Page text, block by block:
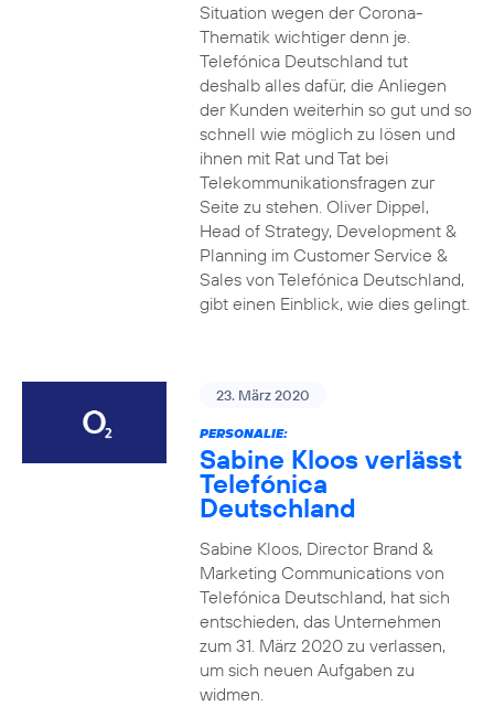
Situation wegen der Corona-
Thematik wichtiger denn je.
Telefónica Deutschland tut
deshalb alles dafür, die Anliegen
der Kunden weiterhin so gut und so
schnell wie möglich zu lösen und
ihnen mit Rat und Tat bei
Telekommunikationsfragen zur
Seite zu stehen. Oliver Dippel,
Head of Strategy, Development &
Planning im Customer Service &
Sales von Telefónica Deutschland,
gibt einen Einblick, wie dies gelingt.
23. März 2020
PERSONALIE:
Sabine Kloos verlässt
Telefónica
Deutschland
Sabine Kloos, Director Brand &
Marketing Communications von
Telefónica Deutschland, hat sich
entschieden, das Unternehmen
zum 31. März 2020 zu verlassen,
um sich neuen Aufgaben zu
widmen.